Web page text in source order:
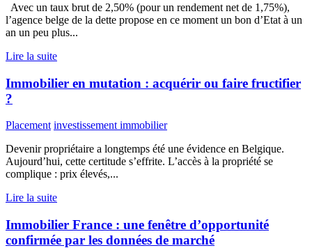
Avec un taux brut de 2,50% (pour un rendement net de 1,75%),
l’agence belge de la dette propose en ce moment un bon d’Etat à un
an un peu plus...
Lire la suite
Immobilier en mutation : acquérir ou faire fructifier
?
Placement investissement immobilier
Devenir propriétaire a longtemps été une évidence en Belgique.
Aujourd’hui, cette certitude s’effrite. L’accès à la propriété se
complique : prix élevés,...
Lire la suite
Immobilier France : une fenêtre d’opportunité
confirmée par les données de marché